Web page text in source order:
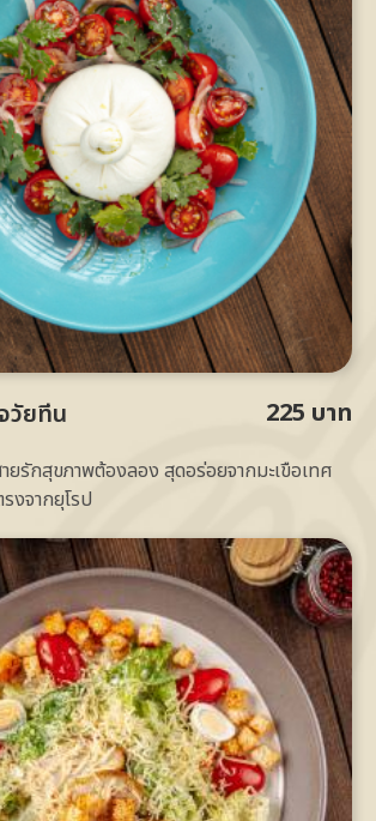
วัยทีน 225 บาท
ยรักสุขภาพต้องลอง สุดอร่อยจากมะเขือเทศ
งจากยุโรป